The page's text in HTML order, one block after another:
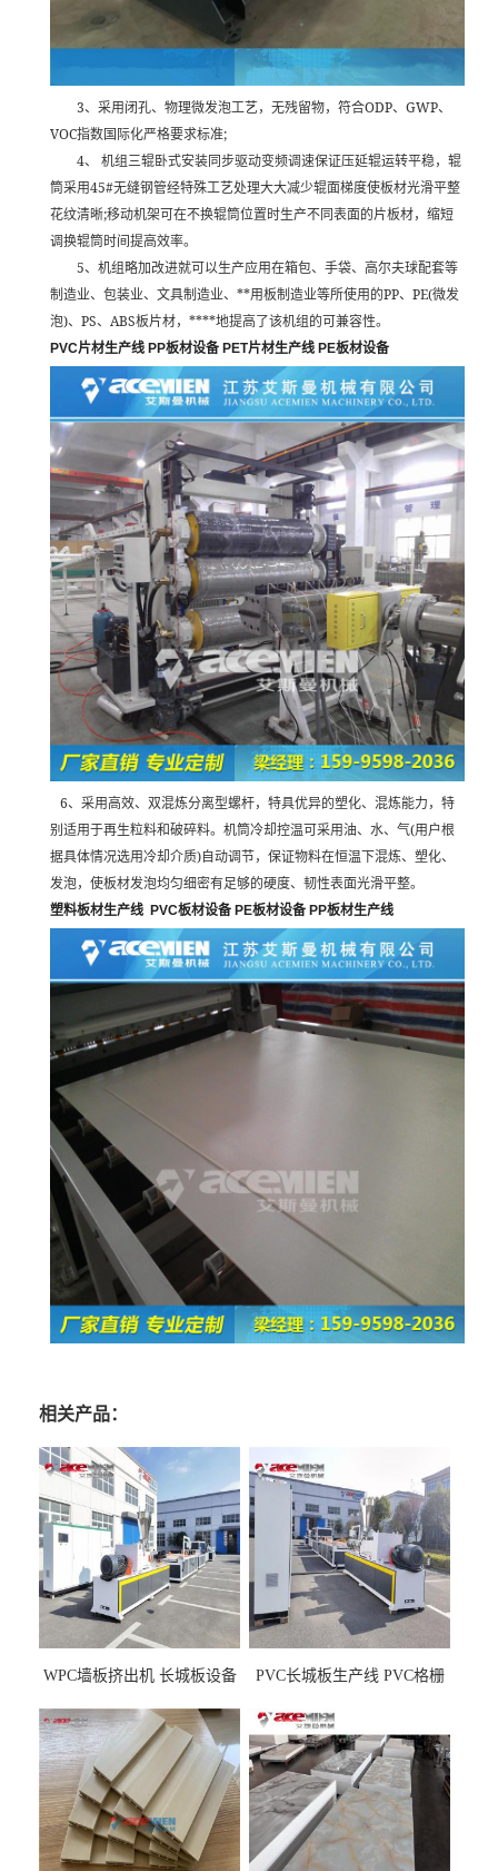
3、采用闭孔、物理微发泡工艺，无残留物，符合ODP、 GWP、
VOC指数国际化严格要求标准;
4、
机组三辊卧式安装同步驱动变频调速保证压延辊运转平稳，辊
筒采用45#无缝钢管经特殊工艺处理大大减少辊面梯度使板材光滑平整
花纹清晰;移动机架可在不换辊筒位置时生产不同表面的片板材，缩短
调换辊筒时间提高效率。
5、机组略加改进就可以生产应用在箱包、手袋、高尔夫球配套等
制造业、包装业、文具制造业、 **用板制造业等所使用的PP、 PE(微发
泡)、 PS、 ABS板片材， ****地提高了该机组的可兼容性。
PVC片材生产线 PP板材设备 PET片材生产线 PE板材设备
6、采用高效、双混炼分离型螺杆，特具优异的塑化、混炼能力，特
别适用于再生粒料和破碎料。机筒冷却控温可采用油、水、气(用户根
据具体情况选用冷却介质)自动调节，保证物料在恒温下混炼、塑化、
发泡，使板材发泡均匀细密有足够的硬度、韧性表面光滑平整。
塑料板材生产线 PVC板材设备 PE板材设备 PP板材生产线
相关产品：
WPC墙板挤出机 长城板设备
PVC长城板生产线 PVC格栅